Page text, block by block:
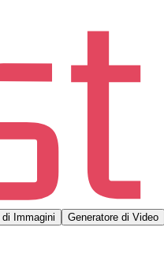
Immagini Generatore di Video